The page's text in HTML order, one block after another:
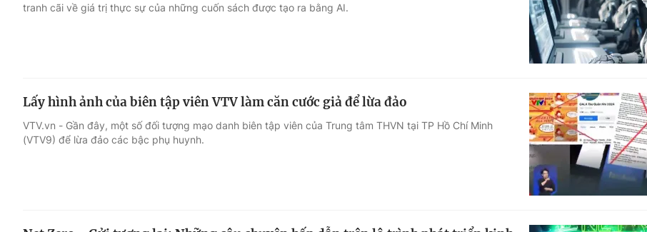
tranh cãi về giá trị thực sự của những cuốn sách được tạo ra bằng AI.
Lấy hình ảnh của biên tập viên VTV làm căn cước giả để lừa đảo
VTV.vn - Gần đây, một số đối tượng mạo danh biên tập viên của Trung tâm THVN tại TP Hồ Chí Minh
(VTV9) để lừa đảo các bậc phụ huynh.